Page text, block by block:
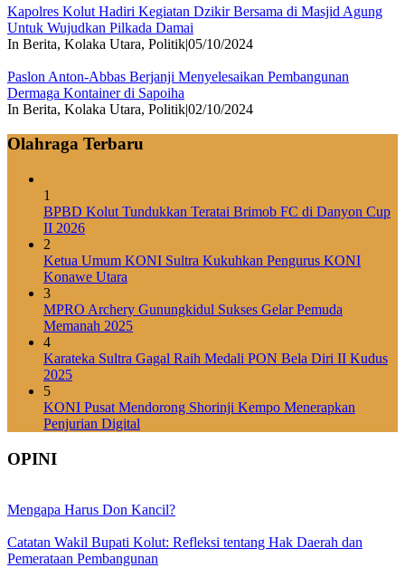
Kapolres Kolut Hadiri Kegiatan Dzikir Bersama di Masjid Agung
Untuk Wujudkan Pilkada Damai
In Berita, Kolaka Utara, Politik|05/10/2024
Paslon Anton-Abbas Berjanji Menyelesaikan Pembangunan
Dermaga Kontainer di Sapoiha
In Berita, Kolaka Utara, Politik|02/10/2024
Olahraga Terbaru
1
BPBD Kolut Tundukkan Teratai Brimob FC di Danyon Cup
II 2026
2
Ketua Umum KONI Sultra Kukuhkan Pengurus KONI
Konawe Utara
3
MPRO Archery Gunungkidul Sukses Gelar Pemuda
Memanah 2025
4
Karateka Sultra Gagal Raih Medali PON Bela Diri II Kudus
2025
5
KONI Pusat Mendorong Shorinji Kempo Menerapkan
Penjurian Digital
OPINI
Mengapa Harus Don Kancil?
Catatan Wakil Bupati Kolut: Refleksi tentang Hak Daerah dan
Pemerataan Pembangunan